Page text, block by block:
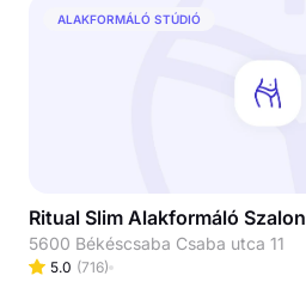
ALAKFORMÁLÓ STÚDIÓ
Ritual Slim Alakformáló Szalon
5600 Békéscsaba Csaba utca 11
5.0 (716)